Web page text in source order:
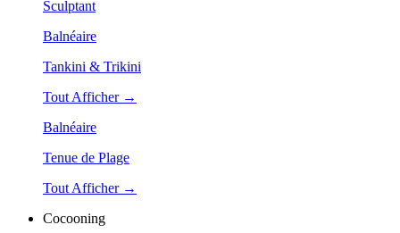
Sculptant
Balnéaire
Tankini & Trikini
Tout Afficher →
Balnéaire
Tenue de Plage
Tout Afficher →
Cocooning